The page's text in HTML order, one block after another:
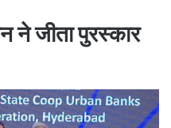
ने जीता पुरस्कार